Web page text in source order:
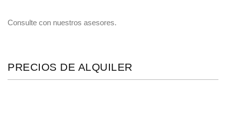
Consulte con nuestros asesores.
PRECIOS DE ALQUILER